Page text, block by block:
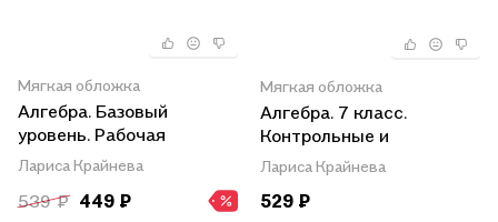
Мягкая обложка
Алгебра. Базовый
уровень. Рабочая
тетрадь в 2-х частях.
Часть 2. 7 класс
Лариса Крайнева
539 ₽ 449 ₽
Мягкая обложка
Алгебра. 7 класс.
Контрольные и
самостоятельные
работы
Лариса Крайнева
529 ₽